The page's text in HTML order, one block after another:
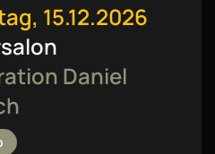
15.12.2026
Daniel